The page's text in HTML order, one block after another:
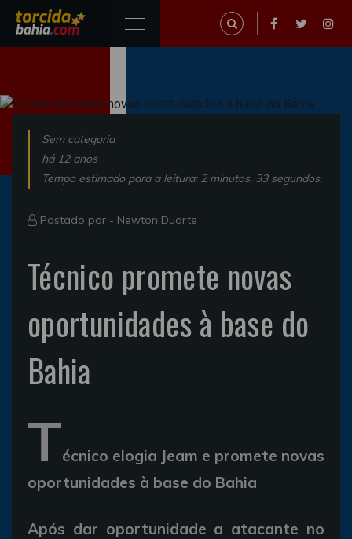
Sem categoria
há 12 anos
Tempo estimado para a leitura: 2 minutos, 33 segundos.
Postado por - Newton Duarte
Técnico promete novas
oportunidades à base do
Bahia
Técnico elogia Jeam e promete novas
oportunidades à base do Bahia
Após dar oportunidade a atacante no